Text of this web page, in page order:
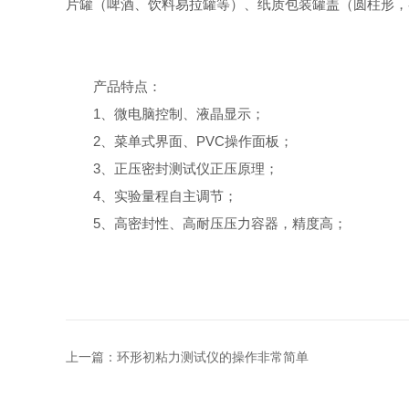
片罐（啤酒、饮料易拉罐等）、纸质包装罐盖（圆柱形，
产品特点：
1、微电脑控制、液晶显示；
2、菜单式界面、PVC操作面板；
3、正压密封测试仪正压原理；
4、实验量程自主调节；
5、高密封性、高耐压压力容器，精度高；
上一篇： 环形初粘力测试仪的操作非常简单